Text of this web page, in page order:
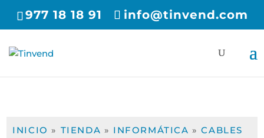
977 18 18 91 info@tinvend.com
INICIO » TIENDA » INFORMÁTICA »CABLES